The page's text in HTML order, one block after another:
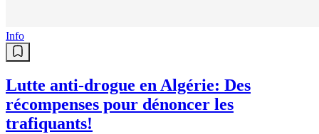
Info
Lutte anti-drogue en Algérie: Des
récompenses pour dénoncer les
trafiquants!